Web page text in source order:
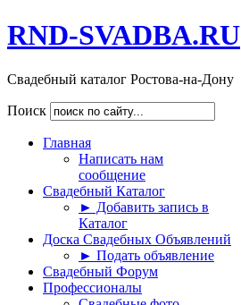
RND-SVADBA.RU
Свадебный каталог Ростова-на-Дону
Поиск
Главная
Написать нам
сообщение
Свадебный Каталог
► Добавить запись в
Каталог
Доска Свадебных Объявлений
► Подать объявление
Свадебный Форум
Профессионалы